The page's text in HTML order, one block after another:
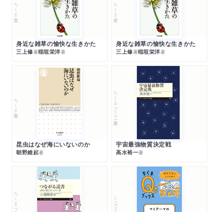
ちくま文庫
身近な雑草の愉快な生きかた
三上修著稲垣栄洋著
ちくま文庫
身近な雑草の愉快な生きかた
三上修著稲垣栄洋著
ちくま新書
昆虫はなぜ海にいないのか
朝野維起著
ちくまプリマー新書
宇宙最強物質決定戦
高水裕一著
ちくまプリマー新書 シリーズ・全集